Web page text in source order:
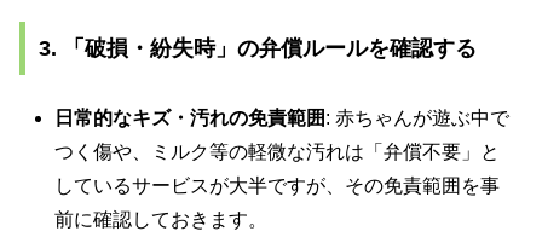
3. 「破損・紛失時」の弁償ルールを確認する
日常的なキズ・汚れの免責範囲: 赤ちゃんが遊ぶ中で
つく傷や、ミルク等の軽微な汚れは「弁償不要」と
しているサービスが大半ですが、その免責範囲を事
前に確認しておきます。